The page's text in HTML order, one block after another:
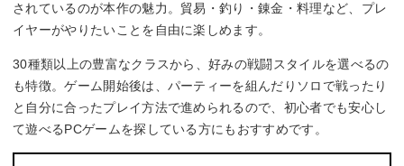
されているのが本作の魅力。貿易・釣り・錬金・料理など、プレ
イヤーがやりたいことを自由に楽しめます。
30種類以上の豊富なクラスから、好みの戦闘スタイルを選べるの
も特徴。ゲーム開始後は、パーティーを組んだりソロで戦ったり
と自分に合ったプレイ方法で進められるので、初心者でも安心し
て遊べるPCゲームを探している方にもおすすめです。